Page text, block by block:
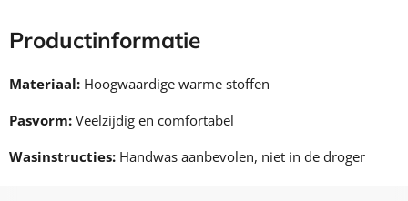
Productinformatie
Materiaal: Hoogwaardige warme stoffen
Pasvorm: Veelzijdig en comfortabel
Wasinstructies: Handwas aanbevolen, niet in de droger